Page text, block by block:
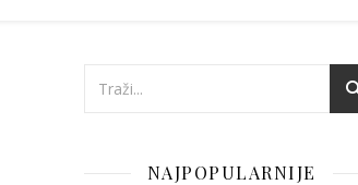
NAJPOPULARNIJE